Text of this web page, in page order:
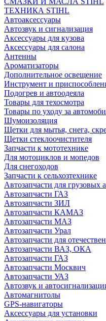
ТЕХНИКА STIHL
Автоаксессуары
Автозвук и сигнализация
Аксессуары для кузова
Аксессуары для салона
Антенны
Ароматизаторы
Дополнительное освещение
Инструмент и
Подогрев и автоодеяла
Товары для техосмотра
Товары по уходу за
Шумоизоляция
Щетки для мытья, снега,
Щетки стеклоочистителя
Запчасти к мототехнике
Для мотоциклов и мопедов
Для снегоходов
Запчасти к сельхозтехнике
Автозапчасти для грузовых
Автозапчасти ГАЗ
Автозапчасти ЗИЛ
Автозапчасти КАМАЗ
Автозапчасти МАЗ
Автозапчасти Урал
Автозапчасти для
Автозапчасти ВАЗ, ОКА
Автозапчасти ГАЗ
Автозапчасти Москвич
Автозапчасти УАЗ
Автозвук и
Автомагнитолы
GPS-навигаторы
Аксессуары для установки